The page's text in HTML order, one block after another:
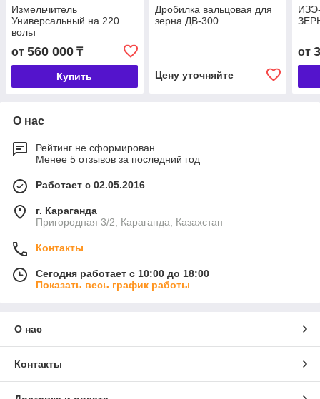
Измельчитель
Универсальный на 220
вольт
от 560 000 ₸
Купить
Дробилка вальцовая для
зерна ДВ-300
Цену уточняйте
от
О нас
Рейтинг не сформирован
Менее 5 отзывов за последний год
Работает с 02.05.2016
г. Караганда
Пригородная 3/2, Караганда, Казахстан
Контакты
Сегодня работает с 10:00 до 18:00
Показать весь график работы
О нас
Контакты